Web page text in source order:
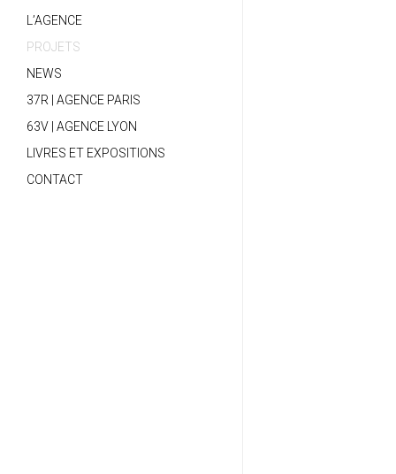
L’AGENCE
PROJETS
NEWS
37R | AGENCE PARIS
63V | AGENCE LYON
LIVRES ET EXPOSITIONS
CONTACT